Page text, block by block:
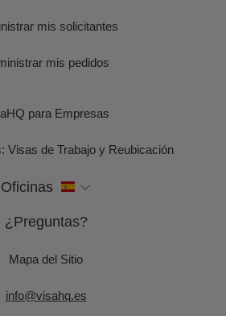
mis solicitantes
mis pedidos
para Empresas
Visas de Trabajo y Reubicación
Oficinas
¿Preguntas?
Mapa del Sitio
info@visahq.es